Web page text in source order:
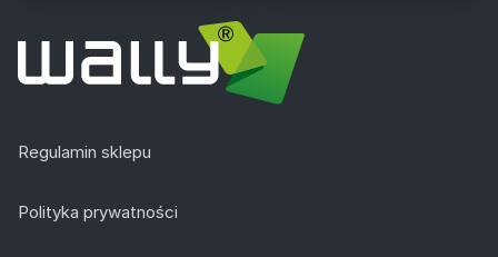
Regulamin sklepu
Polityka prywatności